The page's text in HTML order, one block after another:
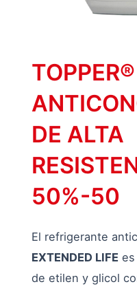
TOPPER®
DE ALTA
50%-50
El refrigerante
EXTENDED LIFE
de etilen y glicol